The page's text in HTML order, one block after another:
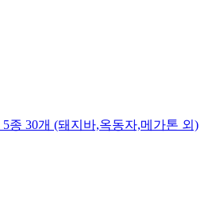
종 30개 (돼지바,옥동자,메가톤 외)